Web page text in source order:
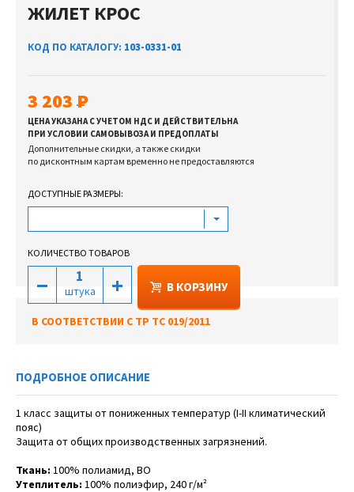
ЖИЛЕТ КРОС
КОД ПО КАТАЛОГУ: 103-0331-01
3 203
ЦЕНА УКАЗАНА С УЧЕТОМ НДС И ДЕЙСТВИТЕЛЬНА
ПРИ УСЛОВИИ САМОВЫВОЗА И ПРЕДОПЛАТЫ
Дополнительные скидки, а также скидки
по дисконтным картам временно не предоставляются
ДОСТУПНЫЕ РАЗМЕРЫ:
КОЛИЧЕСТВО ТОВАРОВ
штука В КОРЗИНУ
В СООТВЕТСТВИИ С ТР ТС 019/2011
ПОДРОБНОЕ ОПИСАНИЕ
1 класс защиты от пониженных температур (I-II климатический
пояс)
Защита от общих производственных загрязнений.
Ткань: 100% полиамид, ВО
Утеплитель: 100% полиэфир, 240 г/м²